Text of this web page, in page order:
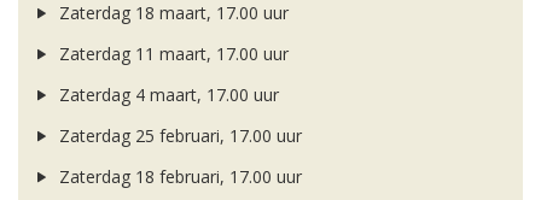
Zaterdag 18 maart, 17.00 uur
Zaterdag 11 maart, 17.00 uur
Zaterdag 4 maart, 17.00 uur
Zaterdag 25 februari, 17.00 uur
Zaterdag 18 februari, 17.00 uur